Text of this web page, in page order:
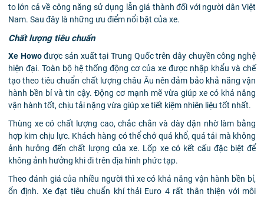
to lớn cả về công năng sử dụng lẫn giá thành đối với người dân Việt
Nam. Sau đây là những ưu điểm nổi bật của xe.
Chất lượng tiêu chuẩn
Xe Howođược sản xuất tại Trung Quốc trên dây chuyền công nghệ
hiện đại. Toàn bộ hệ thống động cơ của xe được nhập khẩu và chế
tạo theo tiêu chuẩn chất lượng châu Âu nên đảm bảo khả năng vận
hành bền bỉ và tin cậy. Động cơ mạnh mẽ vừa giúp xe có khả năng
vận hành tốt, chịu tải nặng vừa giúp xe tiết kiệm nhiên liệu tốt nhất.
Thùng xe có chất lượng cao, chắc chắn và dày dặn nhờ làm bằng
hợp kim chịu lực. Khách hàng có thể chở quá khổ, quá tải mà không
ảnh hưởng đến chất lượng của xe. Lốp xe có kết cấu đặc biệt để
không ảnh hưởng khi đi trên địa hình phức tạp.
Theo đánh giá của nhiều người thì xe có khả năng vận hành bền bỉ,
ổn định. Xe đạt tiêu chuẩn khí thải Euro 4 rất thân thiện với môi